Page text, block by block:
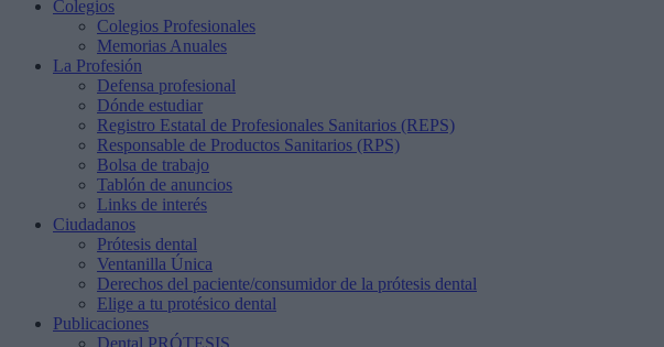
Colegios
Colegios Profesionales
Memorias Anuales
La Profesión
Defensa profesional
Dónde estudiar
Registro Estatal de Profesionales Sanitarios (REPS)
Responsable de Productos Sanitarios (RPS)
Bolsa de trabajo
Tablón de anuncios
Links de interés
Ciudadanos
Prótesis dental
Ventanilla Única
Derechos del paciente/consumidor de la prótesis dental
Elige a tu protésico dental
Publicaciones
Dental PRÓTESIS